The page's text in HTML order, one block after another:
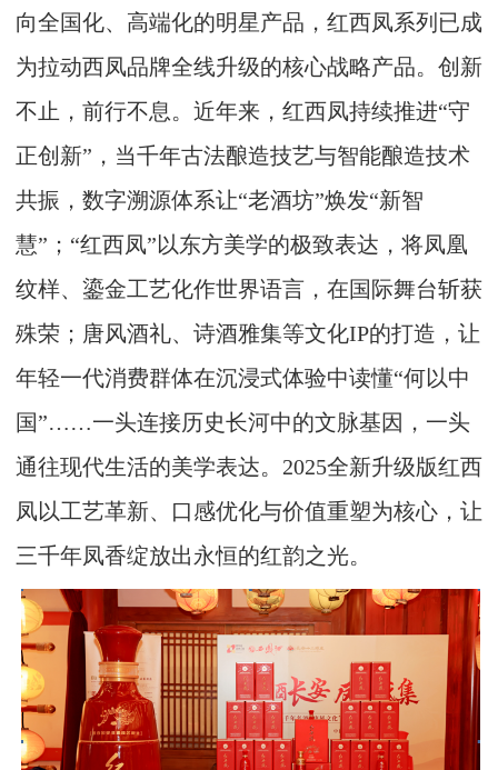
向全国化、高端化的明星产品，红西凤系列已成
为拉动西凤品牌全线升级的核心战略产品。创新
不止，前行不息。近年来，红西凤持续推进“守
正创新”，当千年古法酿造技艺与智能酿造技术
共振，数字溯源体系让“老酒坊”焕发“新智
慧”；“红西凤”以东方美学的极致表达，将凤凰
纹样、鎏金工艺化作世界语言，在国际舞台斩获
殊荣；唐风酒礼、诗酒雅集等文化IP的打造，让
年轻一代消费群体在沉浸式体验中读懂“何以中
国”……一头连接历史长河中的文脉基因，一头
通往现代生活的美学表达。2025全新升级版红西
凤以工艺革新、口感优化与价值重塑为核心，让
三千年凤香绽放出永恒的红韵之光。